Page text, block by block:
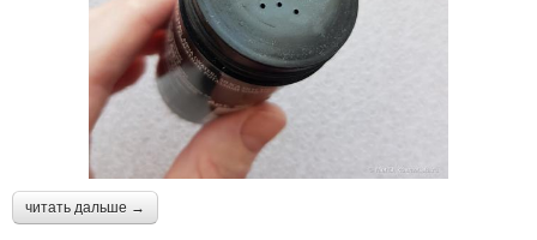
читать дальше →